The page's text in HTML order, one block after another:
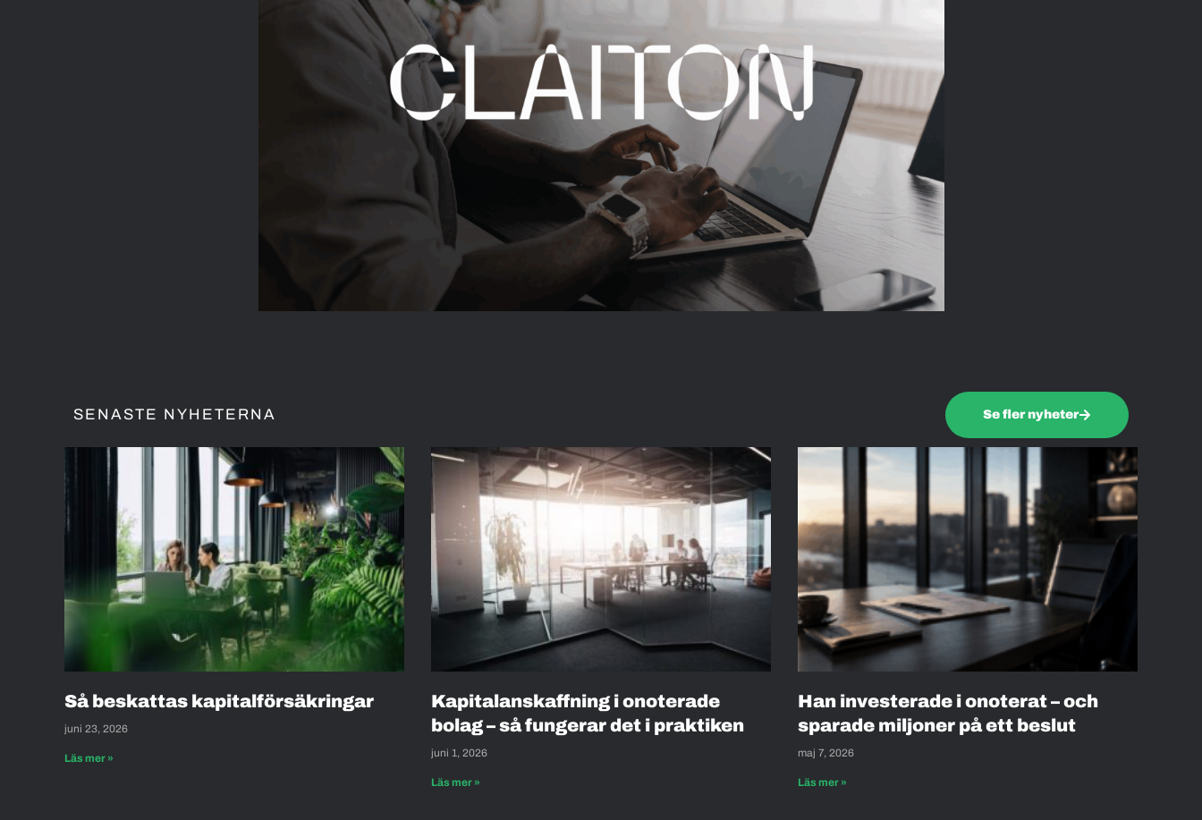
SENASTE NYHETERNA Se fler nyheter
Så beskattas kapitalförsäkringar
juni 23, 2026
Läs mer »
Kapitalanskaffning i onoterade
bolag – så fungerar det i praktiken
juni 1, 2026
Läs mer »
Han investerade i onoterat – och
sparade miljoner på ett beslut
maj 7, 2026
Läs mer »